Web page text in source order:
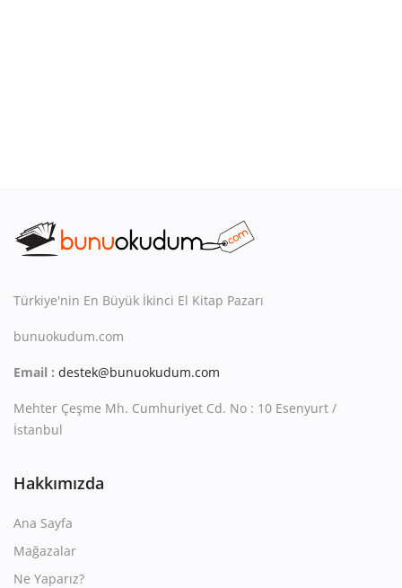
Destek Merkezi
Mağazalar
Blog
İletişim
TRY (₺)
Türkiye'nin En Büyük İkinci El Kitap Pazarı
bunuokudum.com
Email : destek@bunuokudum.com
Mehter Çeşme Mh. Cumhuriyet Cd. No : 10 Esenyurt /
İstanbul
Hakkımızda
Ana Sayfa
Mağazalar
Ne Yaparız?